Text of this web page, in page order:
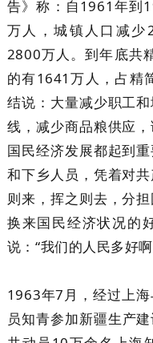
告》称：自1961年到
万人，城镇人口减少
2800万人。到年底共
的有1641万人，占精
结说：大量减少职工
线，减少商品粮供应
国民经济发展都起到
和下乡人员，凭着对
则来，挥之则去，分
换来国民经济状况的
说：“我们的人民多好
1963年7月，经过上
员知青参加新疆生产